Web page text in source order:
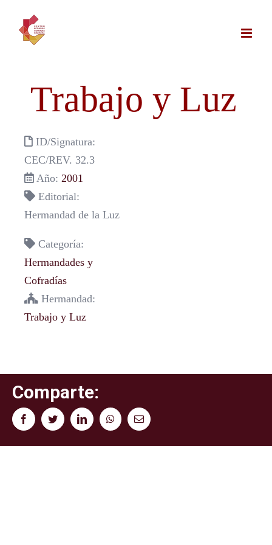
contenido
Trabajo y Luz
ID/Signatura:
CEC/REV. 32.3
Año: 2001
Editorial:
Hermandad de la Luz
Categoría:
Hermandades y
Cofradías
Hermandad:
Trabajo y Luz
Comparte:
FacebookTwitterLinkedInWhatsAppCorreo
electrónico